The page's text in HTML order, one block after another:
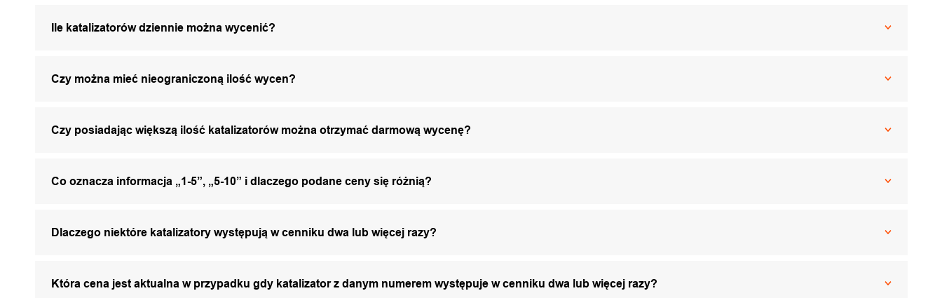
Ile katalizatorów dziennie można wycenić?
Czy można mieć nieograniczoną ilość wycen?
Czy posiadając większą ilość katalizatorów można otrzymać darmową wycenę?
Co oznacza informacja „1-5”, „5-10” i dlaczego podane ceny się różnią?
Dlaczego niektóre katalizatory występują w cenniku dwa lub więcej razy?
Która cena jest aktualna w przypadku gdy katalizator z danym numerem występuje w cenniku dwa lub więcej razy?